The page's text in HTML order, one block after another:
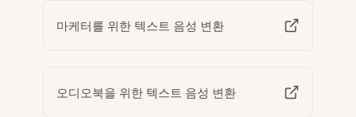
마케터를 위한 텍스트 음성 변환
오디오북을 위한 텍스트 음성 변환